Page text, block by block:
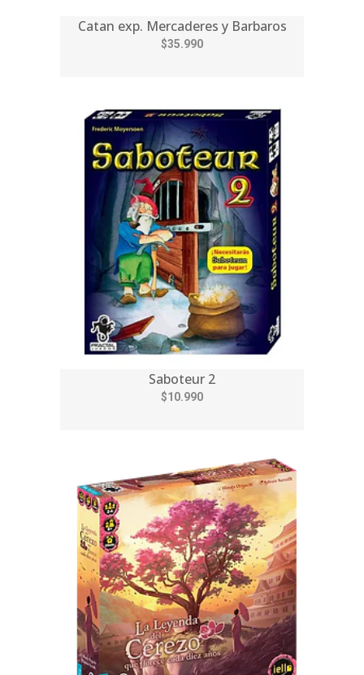
Catan exp. Mercaderes y Barbaros
$35.990
Saboteur 2
$10.990